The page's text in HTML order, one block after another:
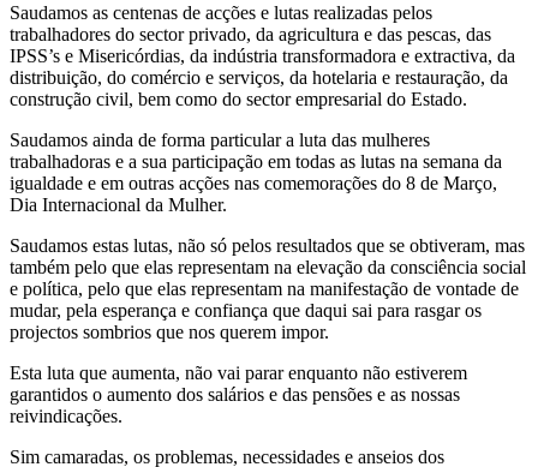
Saudamos as centenas de acções e lutas realizadas pelos
trabalhadores do sector privado, da agricultura e das pescas, das
IPSS’s e Misericórdias, da indústria transformadora e extractiva, da
distribuição, do comércio e serviços, da hotelaria e restauração, da
construção civil, bem como do sector empresarial do Estado.
Saudamos ainda de forma particular a luta das mulheres
trabalhadoras e a sua participação em todas as lutas na semana da
igualdade e em outras acções nas comemorações do 8 de Março,
Dia Internacional da Mulher.
Saudamos estas lutas, não só pelos resultados que se obtiveram, mas
também pelo que elas representam na elevação da consciência social
e política, pelo que elas representam na manifestação de vontade de
mudar, pela esperança e confiança que daqui sai para rasgar os
projectos sombrios que nos querem impor.
Esta luta que aumenta, não vai parar enquanto não estiverem
garantidos o aumento dos salários e das pensões e as nossas
reivindicações.
Sim camaradas, os problemas, necessidades e anseios dos